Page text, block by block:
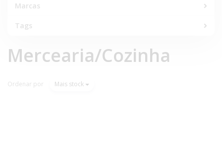
Marcas
Tags
Mercearia/Cozinha
Ordenar por Mais stock